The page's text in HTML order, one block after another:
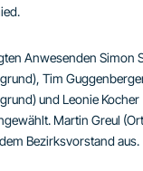
Anwesenden Simon
Tim
und Leonie
Martin Greul
Bezirksvorstand aus.